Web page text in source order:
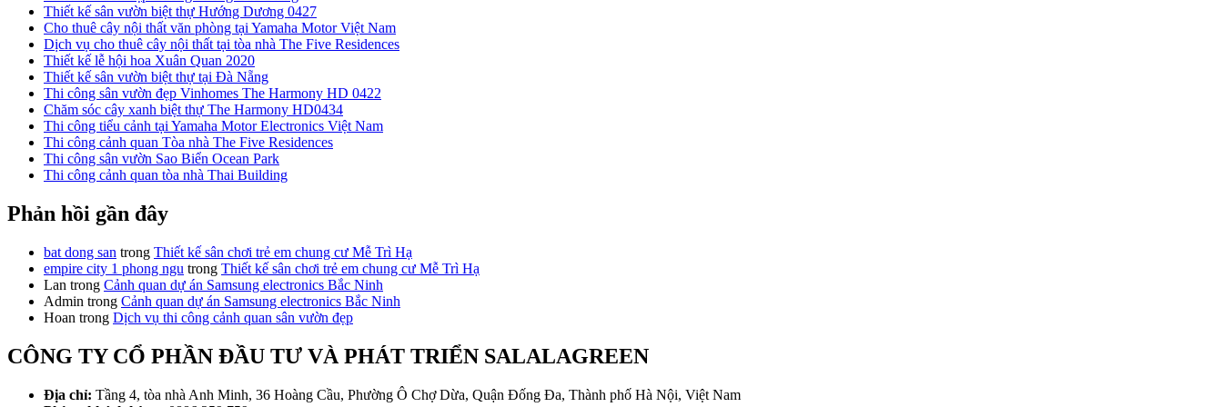
Thiết kế sân vườn biệt thự Hướng Dương 0427
Cho thuê cây nội thất văn phòng tại Yamaha Motor Việt Nam
Dịch vụ cho thuê cây nội thất tại tòa nhà The Five Residences
Thiết kế lễ hội hoa Xuân Quan 2020
Thiết kế sân vườn biệt thự tại Đà Nẵng
Thi công sân vườn đẹp Vinhomes The Harmony HD 0422
Chăm sóc cây xanh biệt thự The Harmony HD0434
Thi công tiểu cảnh tại Yamaha Motor Electronics Việt Nam
Thi công cảnh quan Tòa nhà The Five Residences
Thi công sân vườn Sao Biển Ocean Park
Thi công cảnh quan tòa nhà Thai Building
Phản hồi gần đây
bat dong san trong Thiết kế sân chơi trẻ em chung cư Mễ Trì Hạ
empire city 1 phong ngu trong Thiết kế sân chơi trẻ em chung cư Mễ Trì Hạ
Lan trong Cảnh quan dự án Samsung electronics Bắc Ninh
Admin trong Cảnh quan dự án Samsung electronics Bắc Ninh
Hoan trong Dịch vụ thi công cảnh quan sân vườn đẹp
CÔNG TY CỔ PHẦN ĐẦU TƯ VÀ PHÁT TRIỂN SALALAGREEN
Địa chỉ: Tầng 4, tòa nhà Anh Minh, 36 Hoàng Cầu, Phường Ô Chợ Dừa, Quận Đống Đa, Thành phố Hà Nội, Việt Nam